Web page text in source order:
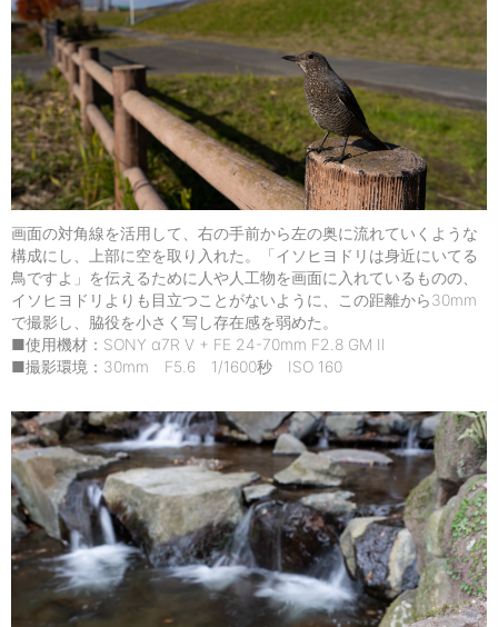
画面の対角線を活用して、右の手前から左の奥に流れていくような
構成にし、上部に空を取り入れた。「イソヒヨドリは身近にいてる
鳥ですよ」を伝えるために人や人工物を画面に入れているものの、
イソヒヨドリよりも目立つことがないように、この距離から30mm
で撮影し、脇役を小さく写し存在感を弱めた。
■使用機材：SONY α7R V + FE 24-70mm F2.8 GM II
■撮影環境：30mm F5.6 1/1600秒 ISO 160